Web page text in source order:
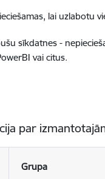
lai uzlabotu
sīkdatnes -
vai citus.
par
Grupa